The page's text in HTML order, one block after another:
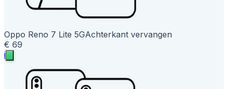
Oppo Reno 7 Lite 5GAchterkant vervangen
€ 69
i